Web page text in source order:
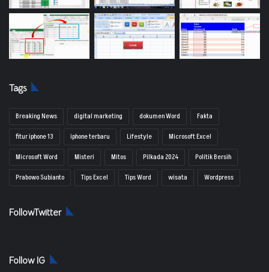
Tags
Breaking News digital marketing dokumen Word
Fakta
fitur iphone 13
iphone terbaru Lifestyle
Microsoft Excel
Microsoft Word
Misteri Mitos Pilkada 2024
Politik Bersih
Prabowo Subianto
Tips Excel Tips Word wisata Wordpress
FollowTwitter
Follow IG